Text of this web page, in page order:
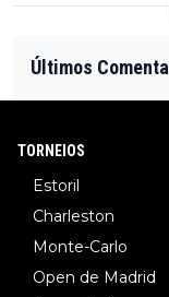
Últimos
TORNEIOS
Estoril
Charleston
Monte-Carlo
Open de Madrid